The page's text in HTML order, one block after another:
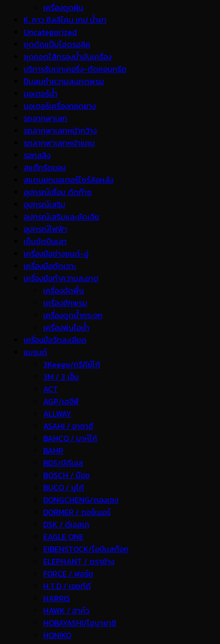
เครื่องดูดฝุ่น
K. กาว ซิลลิโคน เทป น้ำยา
Uncategorized
ชุดดัดแป๊บไฮดรอลิค
ชุดถอดไส้กรองน้ำมันเครื่อง
บริการรับเจาะคอริ่ง-ตัดคอนกรีต
ปืนลมทำความสะอาดพรม
มอเตอร์น้ำ
มอเตอร์เครื่องถอดยาง
รถลากพาเลท
รถลากพาเลทหน้ากว้าง
รถลากพาเลทหน้าแคบ
รอกสลิง
สแต๊กรัดของ
สแตนยกมอเตอร์ไซร์ล้อหลัง
อุปกรณ์เชื่อม ตัดก๊าซ
อุปกรณ์เสริม
อุปกรณ์เสริมและขัดเจีย
อุปกรณ์ไฟฟ้า
เข็มขัดปีนเสา
เครื่องมือช่างยนต์-อู่
เครื่องมือตัดเจาะ
เครื่องมือทำความสะอาด
เครื่องขัดพื้น
เครื่องซักพรม
เครื่องดูดน้ำกระจก
เครื่องพ่นไอน้ำ
เครื่องมือวัดละเอียด
แบรนด์
3Keego/ทรีคีย์โก้
3M / 3 เอ็ม
ACT
AGP/เอจีพี
ALLWAY
ASAHI / อาซาฮี
BAHCO / บาห์โก้
BAHR
BDS/บีดีเอส
BOSCH / บ๊อช
BUCO / บูโก้
DONGCHENG/ดองเชง
DORMER / ดอร์เมอร์
DSK / ดีเอสเค
EAGLE ONE
EIBENSTOCK/ไอบีนสต๊อก
ELEPHANT / ตราช้าง
FORCE / ฟอร์ช
H.T.D / เอชทีดี
HARRIS
HAWK / ฮาค์ว
HOBAYASHI/โฮบายาชิ
HONIKO